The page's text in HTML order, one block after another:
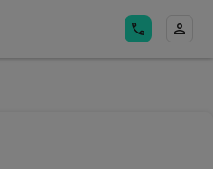
call person